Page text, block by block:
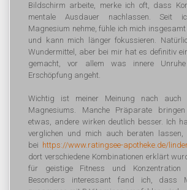
Bildschirm arbeite, merke ich oft, dass
mentale Ausdauer nachlassen. Seit
Magnesium nehme, fühle ich mich
und kann mich länger fokussieren.
Wundermittel, aber bei mir hat es definitiv
gemacht, vor allem was innere
Erschöpfung angeht.
Wichtig ist meiner Meinung nach auch
Magnesiums. Manche Präparate
etwas, andere wirken deutlich besser. Ich
verglichen und mich auch beraten lassen,
bei https://www.ratingsee-apotheke.de/
dort verschiedene Kombinationen erklärt
für geistige Fitness und Konzentration
Besonders interessant fand ich, dass